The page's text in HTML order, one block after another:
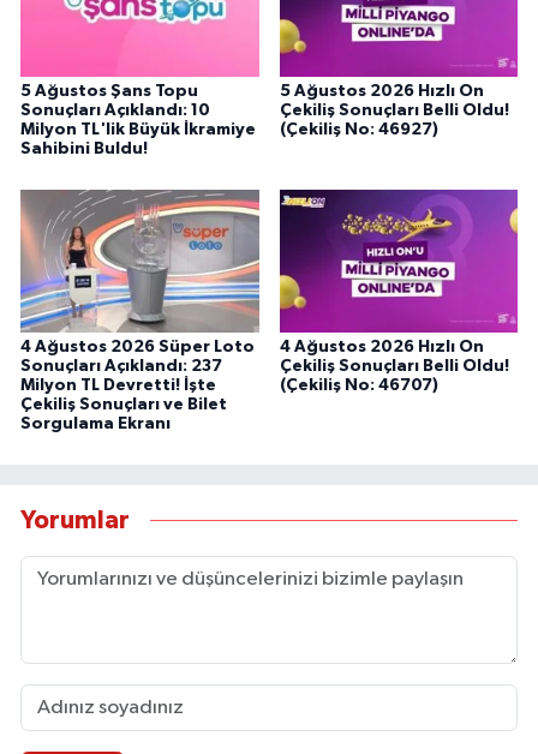
5 Ağustos Şans Topu
Sonuçları Açıklandı: 10
Milyon TL'lik Büyük İkramiye
Sahibini Buldu!
5 Ağustos 2026 Hızlı On
Çekiliş Sonuçları Belli Oldu!
(Çekiliş No: 46927)
4 Ağustos 2026 Süper Loto
Sonuçları Açıklandı: 237
Milyon TL Devretti! İşte
Çekiliş Sonuçları ve Bilet
Sorgulama Ekranı
4 Ağustos 2026 Hızlı On
Çekiliş Sonuçları Belli Oldu!
(Çekiliş No: 46707)
Yorumlar